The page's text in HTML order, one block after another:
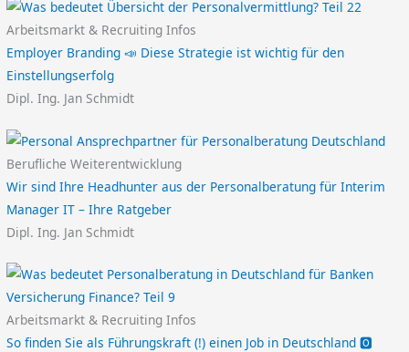
Arbeitsmarkt & Recruiting Infos
Employer Branding 📣 Diese Strategie ist wichtig für den
Einstellungserfolg
Dipl. Ing. Jan Schmidt
Berufliche Weiterentwicklung
Wir sind Ihre Headhunter aus der Personalberatung für Interim
Manager IT – Ihre Ratgeber
Dipl. Ing. Jan Schmidt
Arbeitsmarkt & Recruiting Infos
So finden Sie als Führungskraft (!) einen Job in Deutschland 🅾️